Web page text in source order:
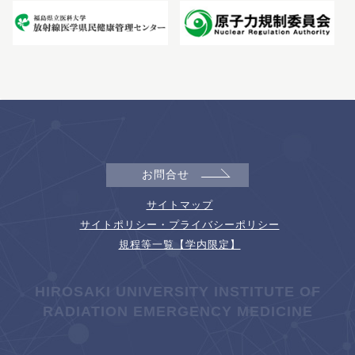
お問合せ
サイトマップ
サイトポリシー・プライバシーポリシー
規程等一覧【学内限定】
HIROSAKI UNIVERSITY INSTITUTE OF
RADIATION EMERGENCY MEDICINE